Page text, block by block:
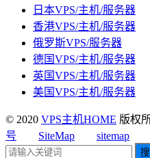
日本VPS/主机/服务器
香港VPS/主机/服务器
俄罗斯VPS/服务器
德国VPS/主机/服务器
英国VPS/主机/服务器
美国VPS/主机/服务器
© 2020 VPS主机HOME 版
号
SiteMap sitemap